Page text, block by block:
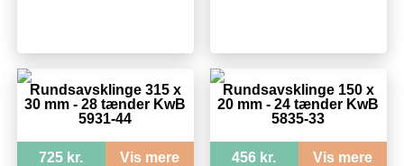
Rundsavsklinge 315 x
30 mm - 28 tænder KwB
5931-44
725 kr. Vis mere
Rundsavsklinge 150 x
20 mm - 24 tænder KwB
5835-33
456 kr. Vis mere